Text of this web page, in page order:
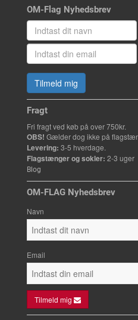
OM-Flag Nyhedsbrev
Tilmeld mig
Fragt
Fri fragt ved køb på over 750kr.
OBS! Gælder dog ikke på
Levering: 3-5 hverdage.
Flagstænger og sokler: 2-3 uger
Blog
OM-FLAG Nyhedsbrev
Navn
Email
Tilmeld mig